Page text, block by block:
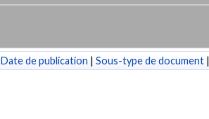
Date de publication | Sous-type de document |